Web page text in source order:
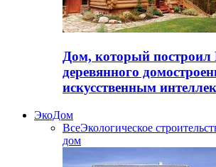
Дом, который
деревянного
искусственным
ЭкоДом
ВсеЭкологическое
дом